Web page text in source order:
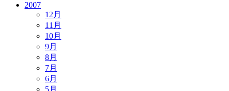
2007
12月
11月
10月
9月
8月
7月
6月